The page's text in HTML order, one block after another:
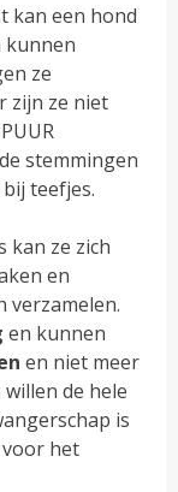
kan een hond
kunnen
ze
zijn ze niet
stemmingen
teefjes.
kan ze zich
en
verzamelen.
en kunnen
en niet meer
de hele
is
het